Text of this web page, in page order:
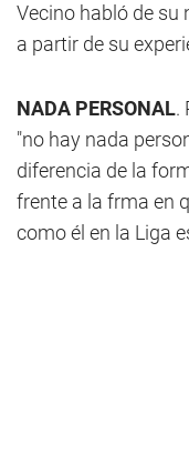
Vecino habló de su
a partir de su
NADA PERSONAL.
"no hay nada
diferencia de la
frente a la frma en
como él en la Liga